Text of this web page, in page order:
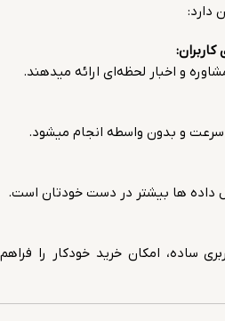
دارد:
و اخبار لحظه‌ای ارائه میدهند.
و بدون واسطه انجام میشود.
داده ها بیشتر در دست خودتان است.
ساده، امکان خرید خودکار را فراهم